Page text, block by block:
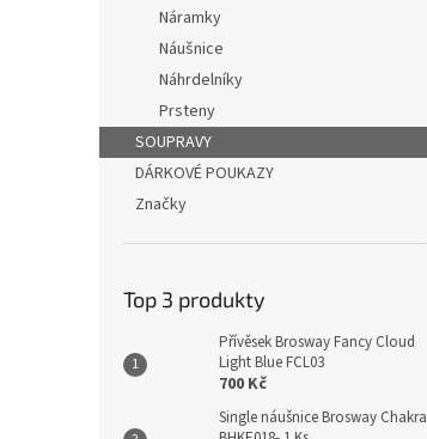
Náramky
Náušnice
Náhrdelníky
Prsteny
SOUPRAVY
DÁRKOVÉ POUKAZY
Značky
Top 3 produkty
Přívěsek Brosway Fancy Cloud
Light Blue FCL03
700 Kč
Single náušnice Brosway Chakra